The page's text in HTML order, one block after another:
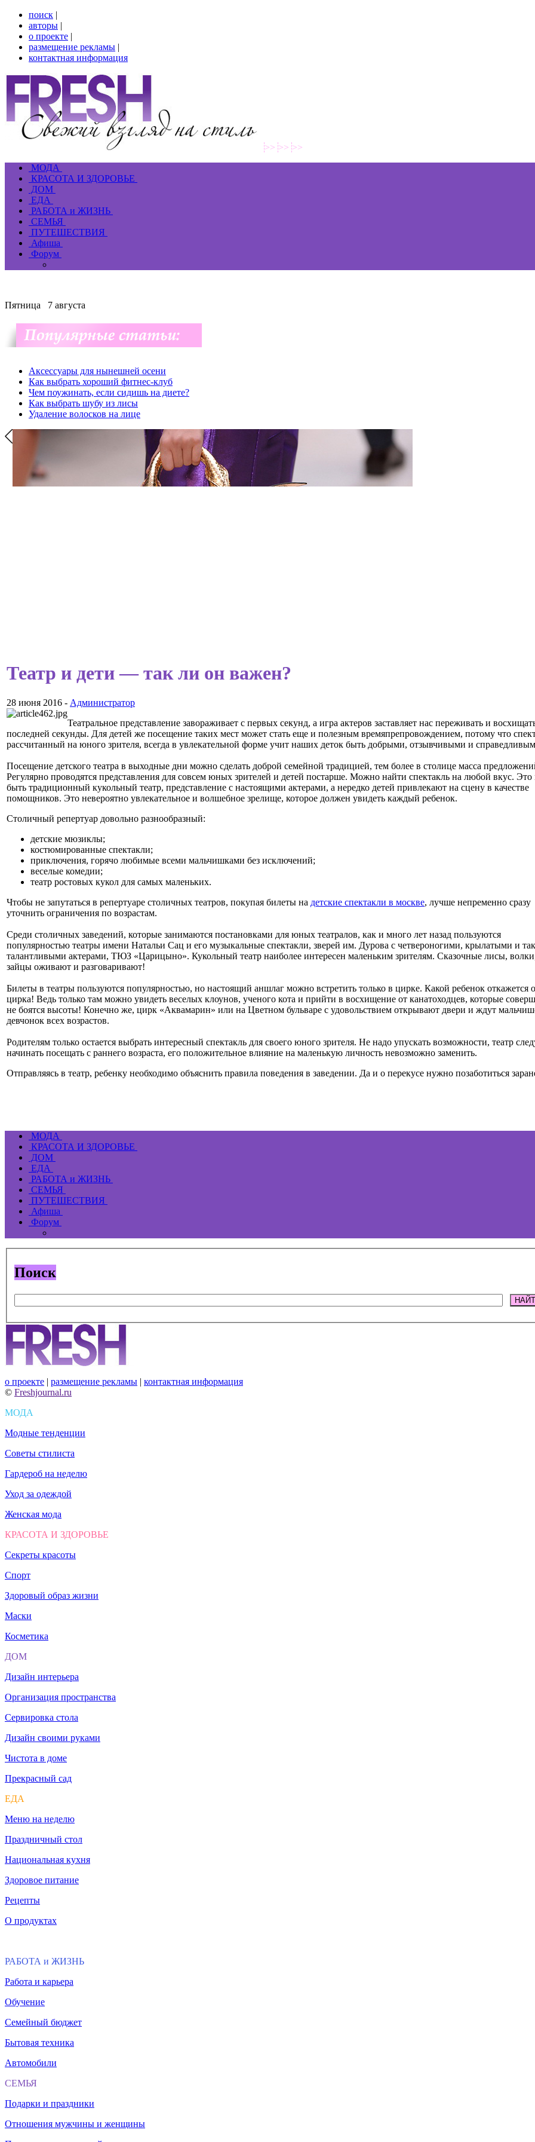
поиск |
авторы |
о проекте |
размещение рекламы |
контактная информация
>> >> >>
МОДА
КРАСОТА И ЗДОРОВЬЕ
ДОМ
ЕДА
РАБОТА и ЖИЗНЬ
СЕМЬЯ
ПУТЕШЕСТВИЯ
Афиша
Форум
Пятница 7 августа
Аксессуары для нынешней осени
Как выбрать хороший фитнес-клуб
Чем поужинать, если сидишь на диете?
Как выбрать шубу из лисы
Удаление волосков на лице
Театр и дети — так ли он важен?
28 июня 2016 - Администратор
Театральное представление завораживает с первых секунд, а игра актеров заставляет нас переживать и
последней секунды. Для детей же посещение таких мест может стать еще и полезным времяпрепровождением, потому что
рассчитанный на юного зрителя, всегда в увлекательной форме учит наших деток быть добрыми, отзывчивыми и
Посещение детского театра в выходные дни можно сделать доброй семейной традицией, тем более в столице масса
Регулярно проводятся представления для совсем юных зрителей и детей постарше. Можно найти спектакль на любой вкус. Это
быть традиционный кукольный театр, представление с настоящими актерами, а нередко детей привлекают на сцену в качестве
помощников. Это невероятно увлекательное и волшебное зрелище, которое должен увидеть каждый ребенок.
Столичный репертуар довольно разнообразный:
детские мюзиклы;
костюмированные спектакли;
приключения, горячо любимые всеми мальчишками без исключений;
веселые комедии;
театр ростовых кукол для самых маленьких.
Чтобы не запутаться в репертуаре столичных театров, покупая билеты на детские спектакли в москве, лучше непременно сразу
уточнить ограничения по возрастам.
Среди столичных заведений, которые занимаются постановками для юных театралов, как и много лет назад пользуются
популярностью театры имени Натальи Сац и его музыкальные спектакли, зверей им. Дурова с четвероногими, крылатыми и
талантливыми актерами, ТЮЗ «Царицыно». Кукольный театр наиболее интересен маленьким зрителям. Сказочные лисы,
зайцы оживают и разговаривают!
Билеты в театры пользуются популярностью, но настоящий аншлаг можно встретить только в цирке. Какой ребенок откажется
цирка! Ведь только там можно увидеть веселых клоунов, ученого кота и прийти в восхищение от канатоходцев, которые
не боятся высоты! Конечно же, цирк «Аквамарин» или на Цветном бульваре с удовольствием открывают двери и ждут
девчонок всех возрастов.
Родителям только остается выбрать интересный спектакль для своего юного зрителя. Не надо упускать возможности, театр
начинать посещать с раннего возраста, его положительное влияние на маленькую личность невозможно заменить.
Отправляясь в театр, ребенку необходимо объяснить правила поведения в заведении. Да и о перекусе нужно позаботиться
МОДА
КРАСОТА И ЗДОРОВЬЕ
ДОМ
ЕДА
РАБОТА и ЖИЗНЬ
СЕМЬЯ
ПУТЕШЕСТВИЯ
Афиша
Форум
Поиск
о проекте | размещение рекламы | контактная информация
© Freshjournal.ru
МОДА
Модные тенденции
Советы стилиста
Гардероб на неделю
Уход за одеждой
Женская мода
КРАСОТА И ЗДОРОВЬЕ
Секреты красоты
Спорт
Здоровый образ жизни
Маски
Косметика
ДОМ
Дизайн интерьера
Организация пространства
Сервировка стола
Дизайн своими руками
Чистота в доме
Прекрасный сад
ЕДА
Меню на неделю
Праздничный стол
Национальная кухня
Здоровое питание
Рецепты
О продуктах
РАБОТА и ЖИЗНЬ
Работа и карьера
Обучение
Семейный бюджет
Бытовая техника
Автомобили
СЕМЬЯ
Подарки и праздники
Отношения мужчины и женщины